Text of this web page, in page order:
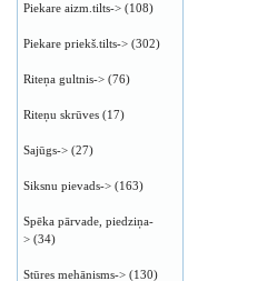
Piekare aizm.tilts-> (108)
Piekare priekš.tilts-> (302)
Riteņa gultnis-> (76)
Riteņu skrūves (17)
Sajūgs-> (27)
Siksnu pievads-> (163)
Spēka pārvade, piedziņa-
> (34)
Stūres mehānisms-> (130)